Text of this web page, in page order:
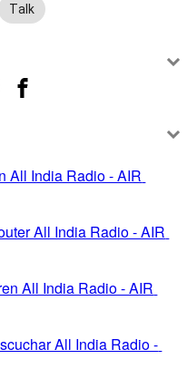
Talk
All India Radio - AIR
All India Radio - AIR
All India Radio - AIR
All India Radio -